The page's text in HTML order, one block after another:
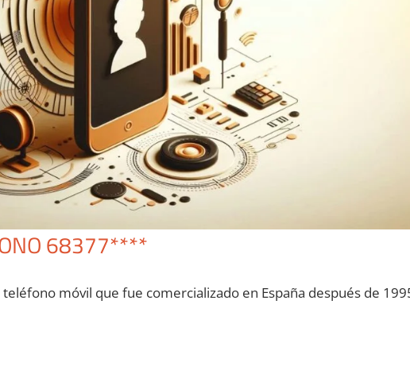
68377****
móvil quе fue comercializado en España después dе